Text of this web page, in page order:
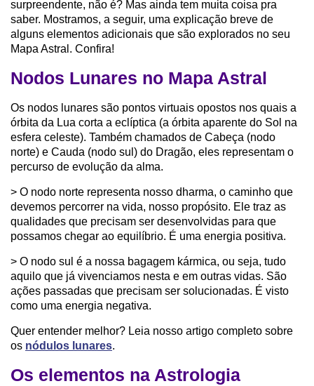
surpreendente, não é? Mas ainda tem muita coisa pra
saber. Mostramos, a seguir, uma explicação breve de
alguns elementos adicionais que são explorados no seu
Mapa Astral. Confira!
Nodos Lunares no Mapa Astral
Os nodos lunares são pontos virtuais opostos nos quais a
órbita da Lua corta a eclíptica (a órbita aparente do Sol na
esfera celeste). Também chamados de Cabeça (nodo
norte) e Cauda (nodo sul) do Dragão, eles representam o
percurso de evolução da alma.
> O nodo norte representa nosso dharma, o caminho que
devemos percorrer na vida, nosso propósito. Ele traz as
qualidades que precisam ser desenvolvidas para que
possamos chegar ao equilíbrio. É uma energia positiva.
> O nodo sul é a nossa bagagem kármica, ou seja, tudo
aquilo que já vivenciamos nesta e em outras vidas. São
ações passadas que precisam ser solucionadas. É visto
como uma energia negativa.
Quer entender melhor? Leia nosso artigo completo sobre
os nódulos lunares.
Os elementos na Astrologia